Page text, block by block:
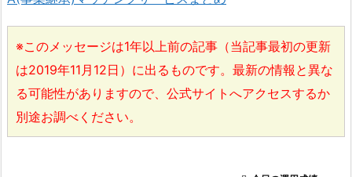
※このメッセージは1年以上前の記事（当記事最初の更新
は2019年11月12日）に出るものです。最新の情報と異な
る可能性がありますので、公式サイトへアクセスするか
別途お調べください。